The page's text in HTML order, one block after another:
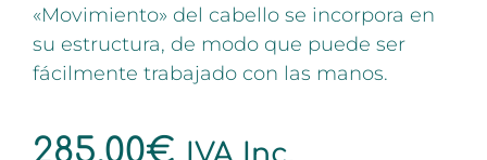
«Movimiento» del cabello se incorpora en
su estructura, de modo que puede ser
fácilmente trabajado con las manos.